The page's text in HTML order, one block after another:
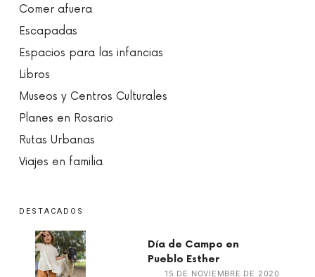
Comer afuera
Escapadas
Espacios para las infancias
Libros
Museos y Centros Culturales
Planes en Rosario
Rutas Urbanas
Viajes en familia
DESTACADOS
Día de Campo en
Pueblo Esther
15 DE NOVIEMBRE DE 2020